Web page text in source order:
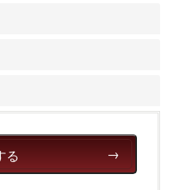
ない日がございます
行しておりません
間をお過ごしいただけま
る